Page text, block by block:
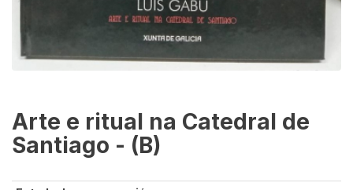
Arte e ritual na Catedral de
Santiago - (B)